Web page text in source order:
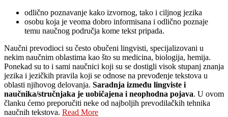
odlično poznavanje kako izvornog, tako i ciljnog jezika
osobu koja je veoma dobro informisana i odlično poznaje
temu naučnog područja kome tekst pripada.
Naučni prevodioci su često obučeni lingvisti, specijalizovani u
nekim naučnim oblastima kao što su medicina, biologija, hemija.
Ponekad su to i sami naučnici koji su se dostigli visok stupanj znanja
jezika i jezičkih pravila koji se odnose na prevođenje tekstova u
oblasti njihovog delovanja. Saradnja između lingviste i
naučnika/stručnjaka je uobičajena i neophodna pojava. U ovom
članku ćemo preporučiti neke od najboljih prevodilačkih tehnika
naučnih tekstova. Read More